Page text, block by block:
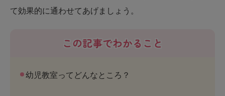
て効果的に通わせてあげましょう。
この記事でわかること
幼児教室ってどんなところ？